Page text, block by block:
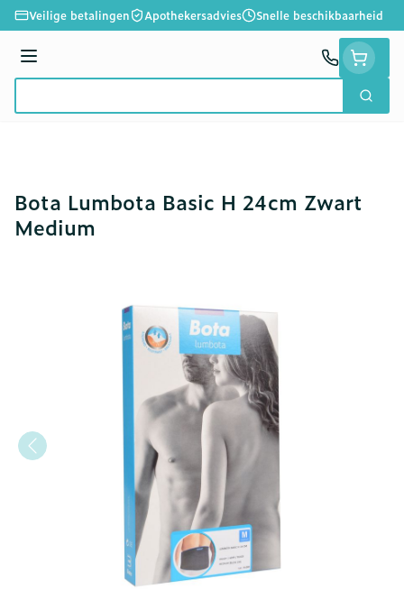
Ga naar de inhoud
Veilige betalingen Apothekersadvies Snelle beschikbaarheid
Menu
Zoek
Bota Lumbota Basic H 24cm Zwart
Medium